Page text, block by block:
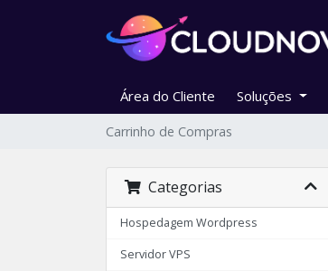
Área do Cliente Soluções
Carrinho de Compras
Categorias
Hospedagem Wordpress
Servidor VPS